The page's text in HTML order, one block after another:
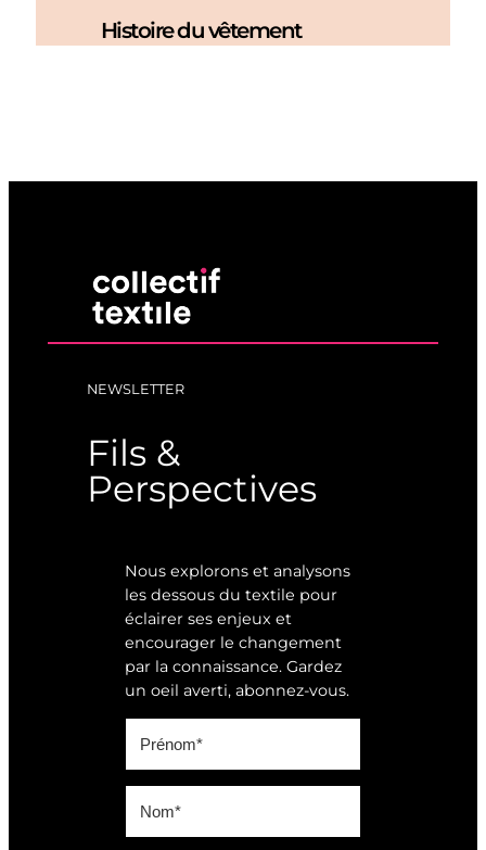
Histoire du vêtement
NEWSLETTER
Fils &
Perspectives
Nous explorons et analysons
les dessous du textile pour
éclairer ses enjeux et
encourager le changement
par la connaissance. Gardez
un oeil averti, abonnez-vous.